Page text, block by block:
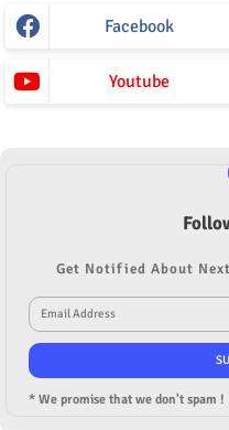
Facebook
Youtube
Get Notified About
* We promise that we don't spam !